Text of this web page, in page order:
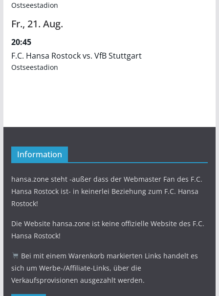
Ostseestadion
Fr., 21. Aug.
20:45
F.C. Hansa Rostock vs. VfB Stuttgart
Ostseestadion
Information
hansa.zone steht -außer dass der Webmaster Fan des F.C.
Hansa Rostock ist- in keinerlei Beziehung zum F.C. Hansa
Rostock!
Die Website hansa.zone ist keine offizielle Website des F.C.
Hansa Rostock!
Bei mit einem Warenkorb markierten Links handelt es
sich um Werbe-/Affiliate-Links, über die
Verkaufsprovisionen ausgezahlt werden.